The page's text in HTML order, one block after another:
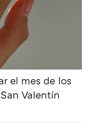
el mes de los
Valentín